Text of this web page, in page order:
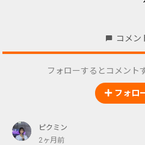
コメン
フォローするとコメント
フォロ
ピクミン
2ヶ月前